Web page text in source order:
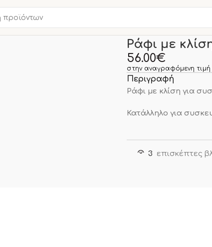
Ράφι με
56.00€
στην αναγραφόμενη
Περιγραφή
Ράφι με κλίση για
Κατάλληλο για
3 επισκέπτες